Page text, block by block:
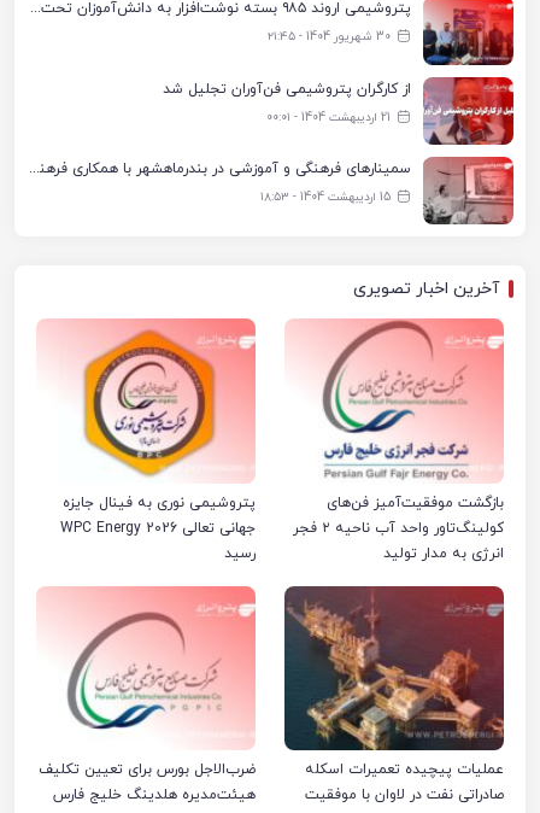
پتروشیمی اروند ۹۸۵ بسته نوشت‌افزار به دانش‌آموزان تحت پوشش کمیته امداد بندرماهشهر اهدا کرد
30 شهریور 1404 - ۲۱:۴۵
از کارگران پتروشیمی فن‌آوران تجلیل شد
21 اردیبهشت 1404 - ۰۰:۰۱
سمینارهای فرهنگی و آموزشی در بندرماهشهر با همکاری فرهنگ‌سرای پتروشیمی مارون
15 اردیبهشت 1404 - ۱۸:۵۳
آخرین اخبار تصویری
بازگشت موفقیت‌آمیز فن‌های
کولینگ‌تاور واحد آب ناحیه ۲ فجر
انرژی به مدار تولید
پتروشیمی نوری به فینال جایزه
جهانی تعالی WPC Energy 2026
رسید
عملیات پیچیده تعمیرات اسکله
صادراتی نفت در لاوان با موفقیت
ضرب‌الاجل بورس برای تعیین تکلیف
هیئت‌مدیره هلدینگ خلیج فارس